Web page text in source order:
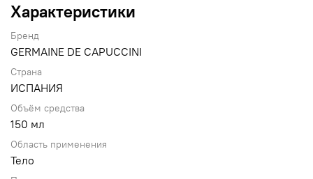
Характеристики
Бренд
GERMAINE DE CAPUCCINI
Страна
ИСПАНИЯ
Объём средства
150 мл
Область применения
Тело